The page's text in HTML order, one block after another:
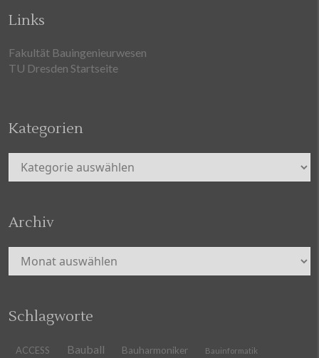
Links
Fakultät Bauingenieurwesen
TU Dresden Startseite
Kategorien
Kategorien
Archiv
Archiv
Schlagworte
ACCESS Bauball Bauharmoniker Bauinformatik